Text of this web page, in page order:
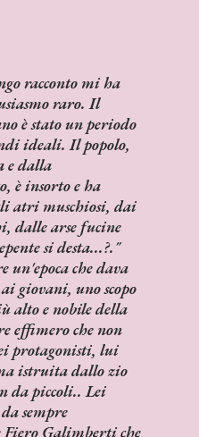
racconto mi ha
raro. Il
è stato un periodo
ideali. Il popolo,
e dalla
è insorto e ha
atri muschiosi, dai
dalle arse fucine
si desta...?."
un'epoca che dava
giovani, uno scopo
alto e nobile della
effimero che non
protagonisti, lui
istruita dallo zio
da piccoli.. Lei
sempre
Galimberti che